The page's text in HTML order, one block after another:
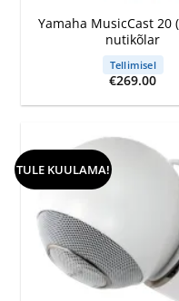
Yamaha MusicCast 20
nutikõlar
Tellimisel
€269.00
TULE KUULAMA!